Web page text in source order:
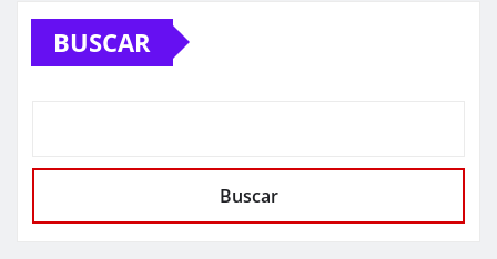
BUSCAR
Buscar